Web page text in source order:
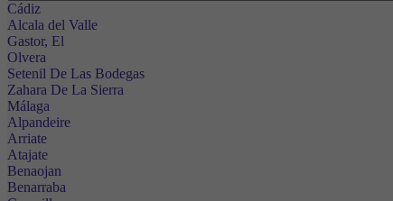
Cádiz
Alcala del Valle
Gastor, El
Olvera
Setenil De Las Bodegas
Zahara De La Sierra
Málaga
Alpandeire
Arriate
Atajate
Benaojan
Benarraba